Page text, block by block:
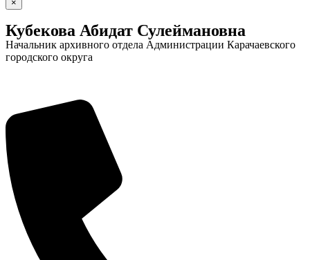
видеоролики
×
Кубекова Абидат Сулеймановна
Начальник архивного отдела Администрации Карачаевского
городского округа